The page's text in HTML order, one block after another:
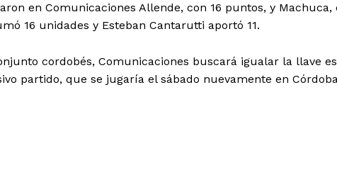
en Comunicaciones Allende, con 16 puntos, y Machuca,
16 unidades y Esteban Cantarutti aportó 11.
cordobés, Comunicaciones buscará igualar la llave
partido, que se jugaría el sábado nuevamente en